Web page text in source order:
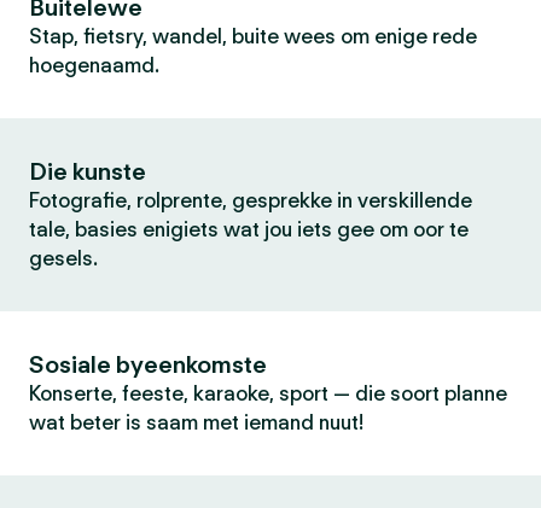
Buitelewe
Stap, fietsry, wandel, buite wees om enige rede
hoegenaamd.
Die kunste
Fotografie, rolprente, gesprekke in verskillende
tale, basies enigiets wat jou iets gee om oor te
gesels.
Sosiale byeenkomste
Konserte, feeste, karaoke, sport — die soort planne
wat beter is saam met iemand nuut!